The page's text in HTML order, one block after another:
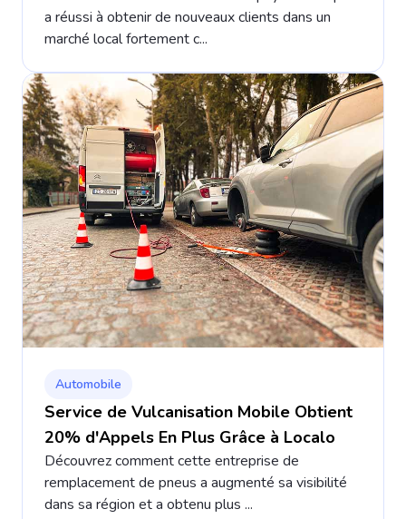
a réussi à obtenir de nouveaux clients dans un
marché local fortement c...
Automobile
Service de Vulcanisation Mobile Obtient
20% d'Appels En Plus Grâce à Localo
Découvrez comment cette entreprise de
remplacement de pneus a augmenté sa visibilité
dans sa région et a obtenu plus ...